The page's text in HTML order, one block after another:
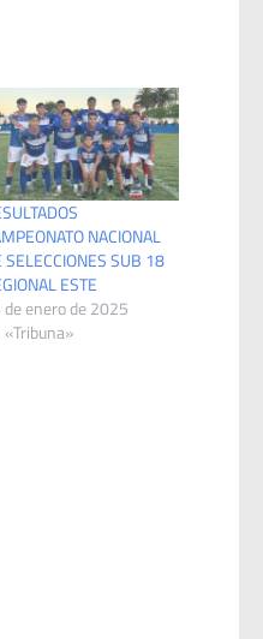
NACIONAL
SELECCIONES SUB 18
ESTE
de enero de 2025
«Tribuna»